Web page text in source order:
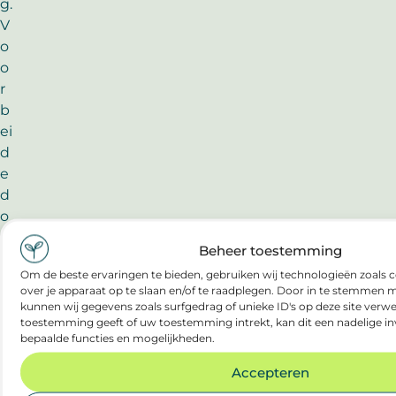
Beheer toestemming
Om de beste ervaringen te bieden, gebruiken wij technologieën zoals
over je apparaat op te slaan en/of te raadplegen. Door in te stemmen
kunnen wij gegevens zoals surfgedrag of unieke ID's op deze site
toestemming geeft of uw toestemming intrekt, kan dit een nadelige
bepaalde functies en mogelijkheden.
Accepteren
g.
V
o
o
r
b
ei
d
e
d
o
el